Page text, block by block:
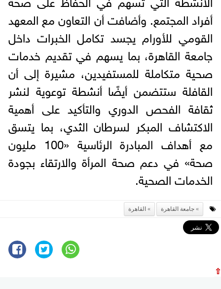
أفراد المجتمع. وأضافت أن التعاون مع المعهد
القومي للأورام يجسد تكامل الخبرات داخل
جامعة القاهرة، بما يسهم في تقديم خدمات
صحية متكاملة للمستفيدين، مشيرة إلى أن
القافلة ستتضمن أيضًا أنشطة توعوية لنشر
ثقافة الفحص الدوري والتأكيد على أهمية
الاكتشاف المبكر لسرطان الثدي، بما يتسق
مع أهداف المبادرة الرئاسية «100 مليون
صحة» في دعم صحة المرأة والارتقاء بجودة
الخدمات الصحية.
جامعة القاهرة القاهرة
⇧